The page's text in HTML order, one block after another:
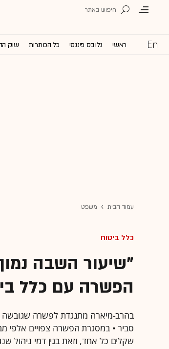
ראשי גלובס פיננסי כל הכותרות שוק
עמוד הבית משפט
כלל ביטוח
"שיעור השבה
הפשרה עם כלל
בהרב-מיארה מתנגדת לפשרה שגובשה
סביר • במסגרת הפשרה צפויים אלפי
שקלים כל אחד, וזאת בגין דמי ניהול